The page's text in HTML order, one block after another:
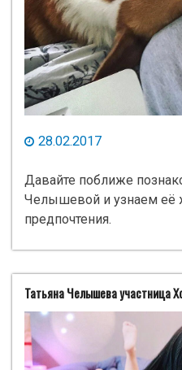
28.02.2017
Давайте поближе
Челышевой и узнаем её
предпочтения.
Татьяна Челышева участница